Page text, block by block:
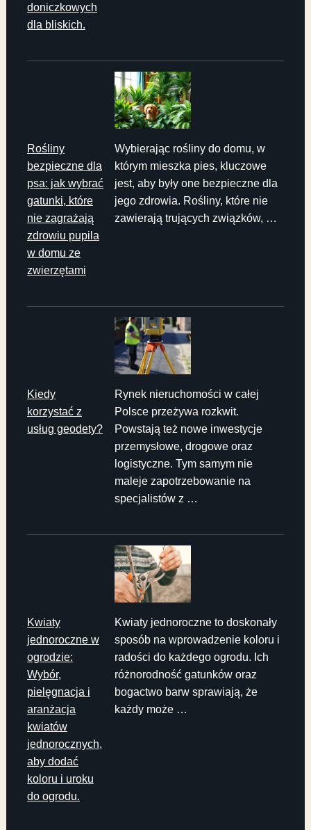
doniczkowych
dla bliskich.
Rośliny
bezpieczne dla
psa: jak wybrać
gatunki, które
nie zagrażają
zdrowiu pupila
w domu ze
zwierzętami
Wybierając rośliny do domu, w
którym mieszka pies, kluczowe
jest, aby były one bezpieczne dla
jego zdrowia. Rośliny, które nie
zawierają trujących związków, …
Kiedy
korzystać z
usług geodety?
Rynek nieruchomości w całej
Polsce przeżywa rozkwit.
Powstają też nowe inwestycje
przemysłowe, drogowe oraz
logistyczne. Tym samym nie
maleje zapotrzebowanie na
specjalistów z …
Kwiaty
jednoroczne w
ogrodzie:
Wybór,
pielęgnacja i
aranżacja
kwiatów
jednorocznych,
aby dodać
koloru i uroku
do ogrodu.
Kwiaty jednoroczne to doskonały
sposób na wprowadzenie koloru i
radości do każdego ogrodu. Ich
różnorodność gatunków oraz
bogactwo barw sprawiają, że
każdy może …